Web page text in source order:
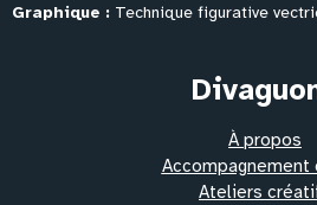
Graphique : Technique figurative
À propos
Accompagnement
Ateliers